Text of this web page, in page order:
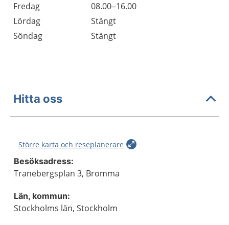
Fredag
08.00–16.00
Lördag
Stängt
Söndag
Stängt
Hitta oss
Större karta och reseplanerare
Besöksadress:
Tranebergsplan 3, Bromma
Län, kommun:
Stockholms län, Stockholm